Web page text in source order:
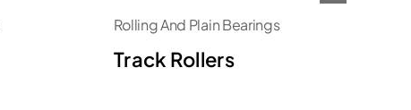
Rolling And Plain Bearings
Track Rollers